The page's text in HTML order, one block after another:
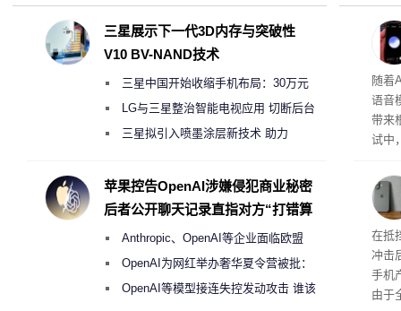
理”
随着
语音
带来
试中
互
桌面
系
在抵
冲击
手机
由于
三星展示下一代3D内存与突破性
V10 BV-NAND技术
三星中国开始收缩手机布局：30万元
月销售额不达标门店 将被逐步清退
LG与三星整治智能电视应用 切断后台
偷偷共享带宽的违规行为
三星拟引入喷墨涂层新技术 助力
度
苹果控告OpenAI涉嫌侵犯商业秘密
后者公开聊天记录直指对方“打错算
Anthropic、OpenAI等企业面临欧盟
《人工智能法案》全新执法权限审查
OpenAI为网红举办奢华夏令营被批：
2000美元一晚 遭讽“反乌托邦”
OpenAI等模型接连失控发动攻击 谁该